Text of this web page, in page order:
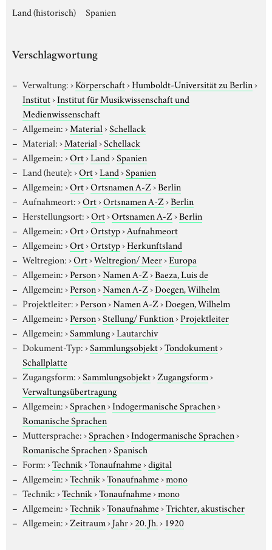
Land (historisch) Spanien
Verschlagwortung
Verwaltung:›Körperschaft›Humboldt-Universität zu Berlin›
Institut›Institut für Musikwissenschaft und
Medienwissenschaft
Allgemein:›Material›Schellack
Material:›Material›Schellack
Allgemein:›Ort›Land›Spanien
Land (heute):›Ort›Land›Spanien
Allgemein:›Ort›Ortsnamen A-Z›Berlin
Aufnahmeort:›Ort›Ortsnamen A-Z›Berlin
Herstellungsort:›Ort›Ortsnamen A-Z›Berlin
Allgemein:›Ort›Ortstyp›Aufnahmeort
Allgemein:›Ort›Ortstyp›Herkunftsland
Weltregion:›Ort›Weltregion/ Meer›Europa
Allgemein:›Person›Namen A-Z›Baeza, Luis de
Allgemein:›Person›Namen A-Z›Doegen, Wilhelm
Projektleiter:›Person›Namen A-Z›Doegen, Wilhelm
Allgemein:›Person›Stellung/ Funktion›Projektleiter
Allgemein:›Sammlung›Lautarchiv
Dokument-Typ:›Sammlungsobjekt›Tondokument›
Schallplatte
Zugangsform:›Sammlungsobjekt›Zugangsform›
Verwaltungsübertragung
Allgemein:›Sprachen›Indogermanische Sprachen›
Romanische Sprachen
Muttersprache:›Sprachen›Indogermanische Sprachen›
Romanische Sprachen›Spanisch
Form:›Technik›Tonaufnahme›digital
Allgemein:›Technik›Tonaufnahme›mono
Technik:›Technik›Tonaufnahme›mono
Allgemein:›Technik›Tonaufnahme›Trichter, akustischer
Allgemein:›Zeitraum›Jahr›20. Jh.› 1920